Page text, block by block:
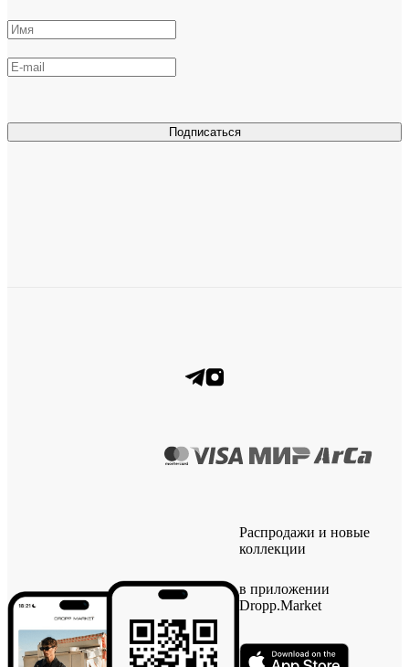
Подписаться
Распродажи и новые
коллекции
в приложении
Dropp.Market